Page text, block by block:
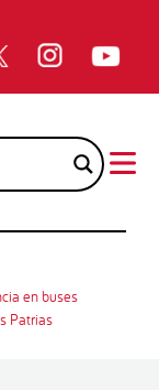
en buses
Patrias